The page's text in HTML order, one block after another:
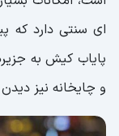
ای سنتی دارد که
پایاب کیش به
و چایخانه نیز